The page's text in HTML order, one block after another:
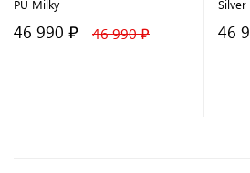
PU Milky
46 990 ₽ 46 990 ₽ 46